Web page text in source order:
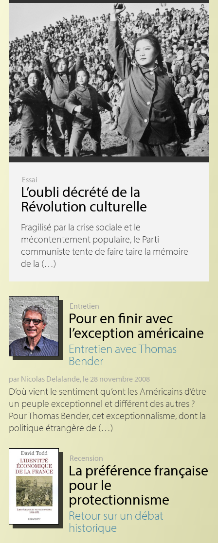
Essai
L’oubli décrété de la
Révolution culturelle
Fragilisé par la crise sociale et le
mécontentement populaire, le Parti
communiste tente de faire taire la mémoire
de la (…)
Entretien
Pour en finir avec
l’exception américaine
Entretien avec Thomas
Bender
par Nicolas Delalande, le 28 novembre 2008
D’où vient le sentiment qu’ont les Américains d’être
un peuple exceptionnel et différent des autres ?
Pour Thomas Bender, cet exceptionnalisme, dont la
politique étrangère de (…)
Recension
La préférence française
pour le
protectionnisme
Retour sur un débat
historique